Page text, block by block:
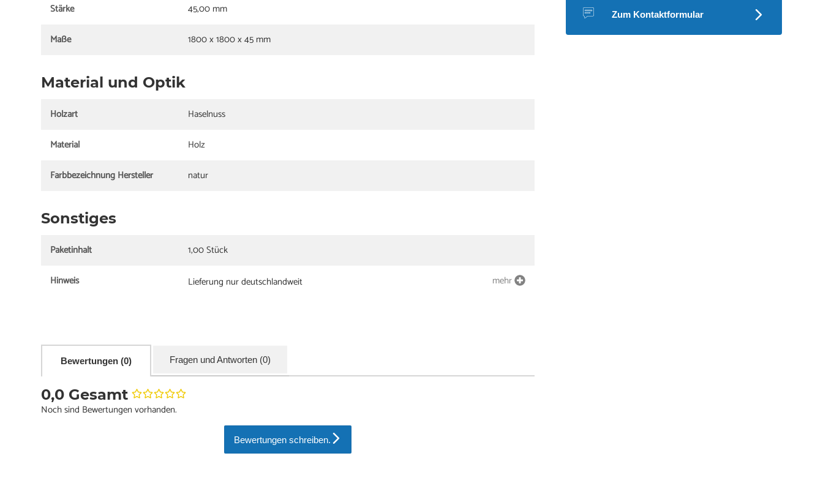
Stärke
45,00 mm
Maße
1800 x 1800 x 45 mm
Material und Optik
Holzart
Haselnuss
Material
Holz
Farbbezeichnung Hersteller
natur
Sonstiges
Paketinhalt
1,00 Stück
Hinweis
Lieferung nur deutschlandweit mehr
Bewertungen (0) Fragen und Antworten (0)
0,0 Gesamt
Noch sind Bewertungen vorhanden.
Bewertungen schreiben.
Zum Kontaktformular